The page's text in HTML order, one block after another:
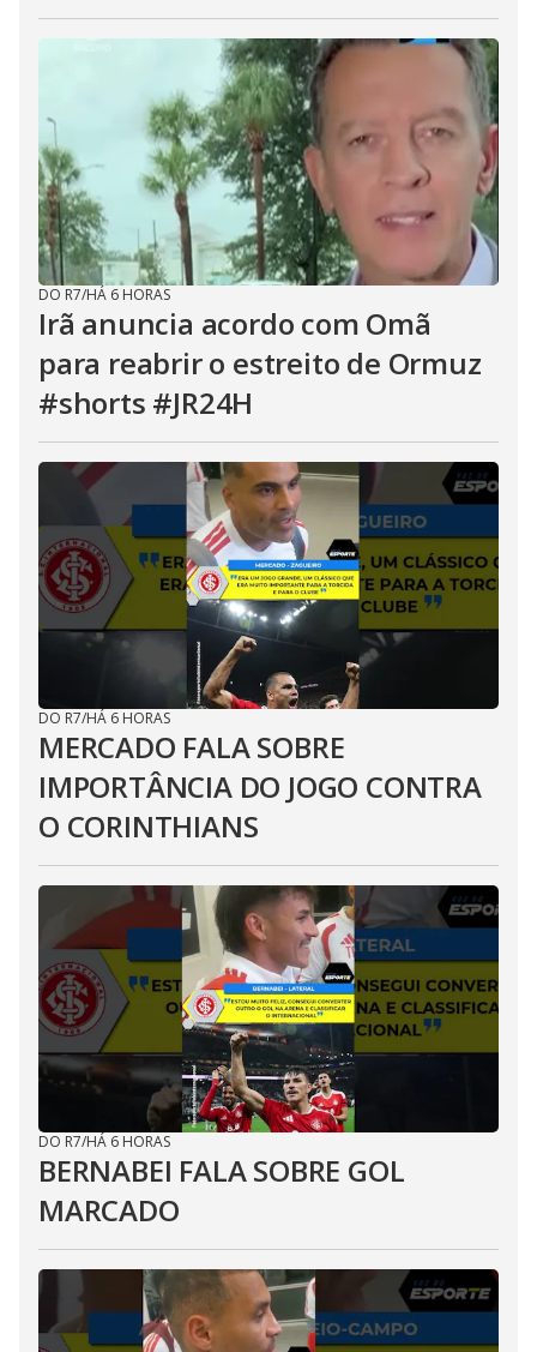
DO R7/HÁ 6 HORAS
Irã anuncia acordo com Omã
para reabrir o estreito de Ormuz
#shorts #JR24H
DO R7/HÁ 6 HORAS
MERCADO FALA SOBRE
IMPORTÂNCIA DO JOGO CONTRA
O CORINTHIANS
DO R7/HÁ 6 HORAS
BERNABEI FALA SOBRE GOL
MARCADO